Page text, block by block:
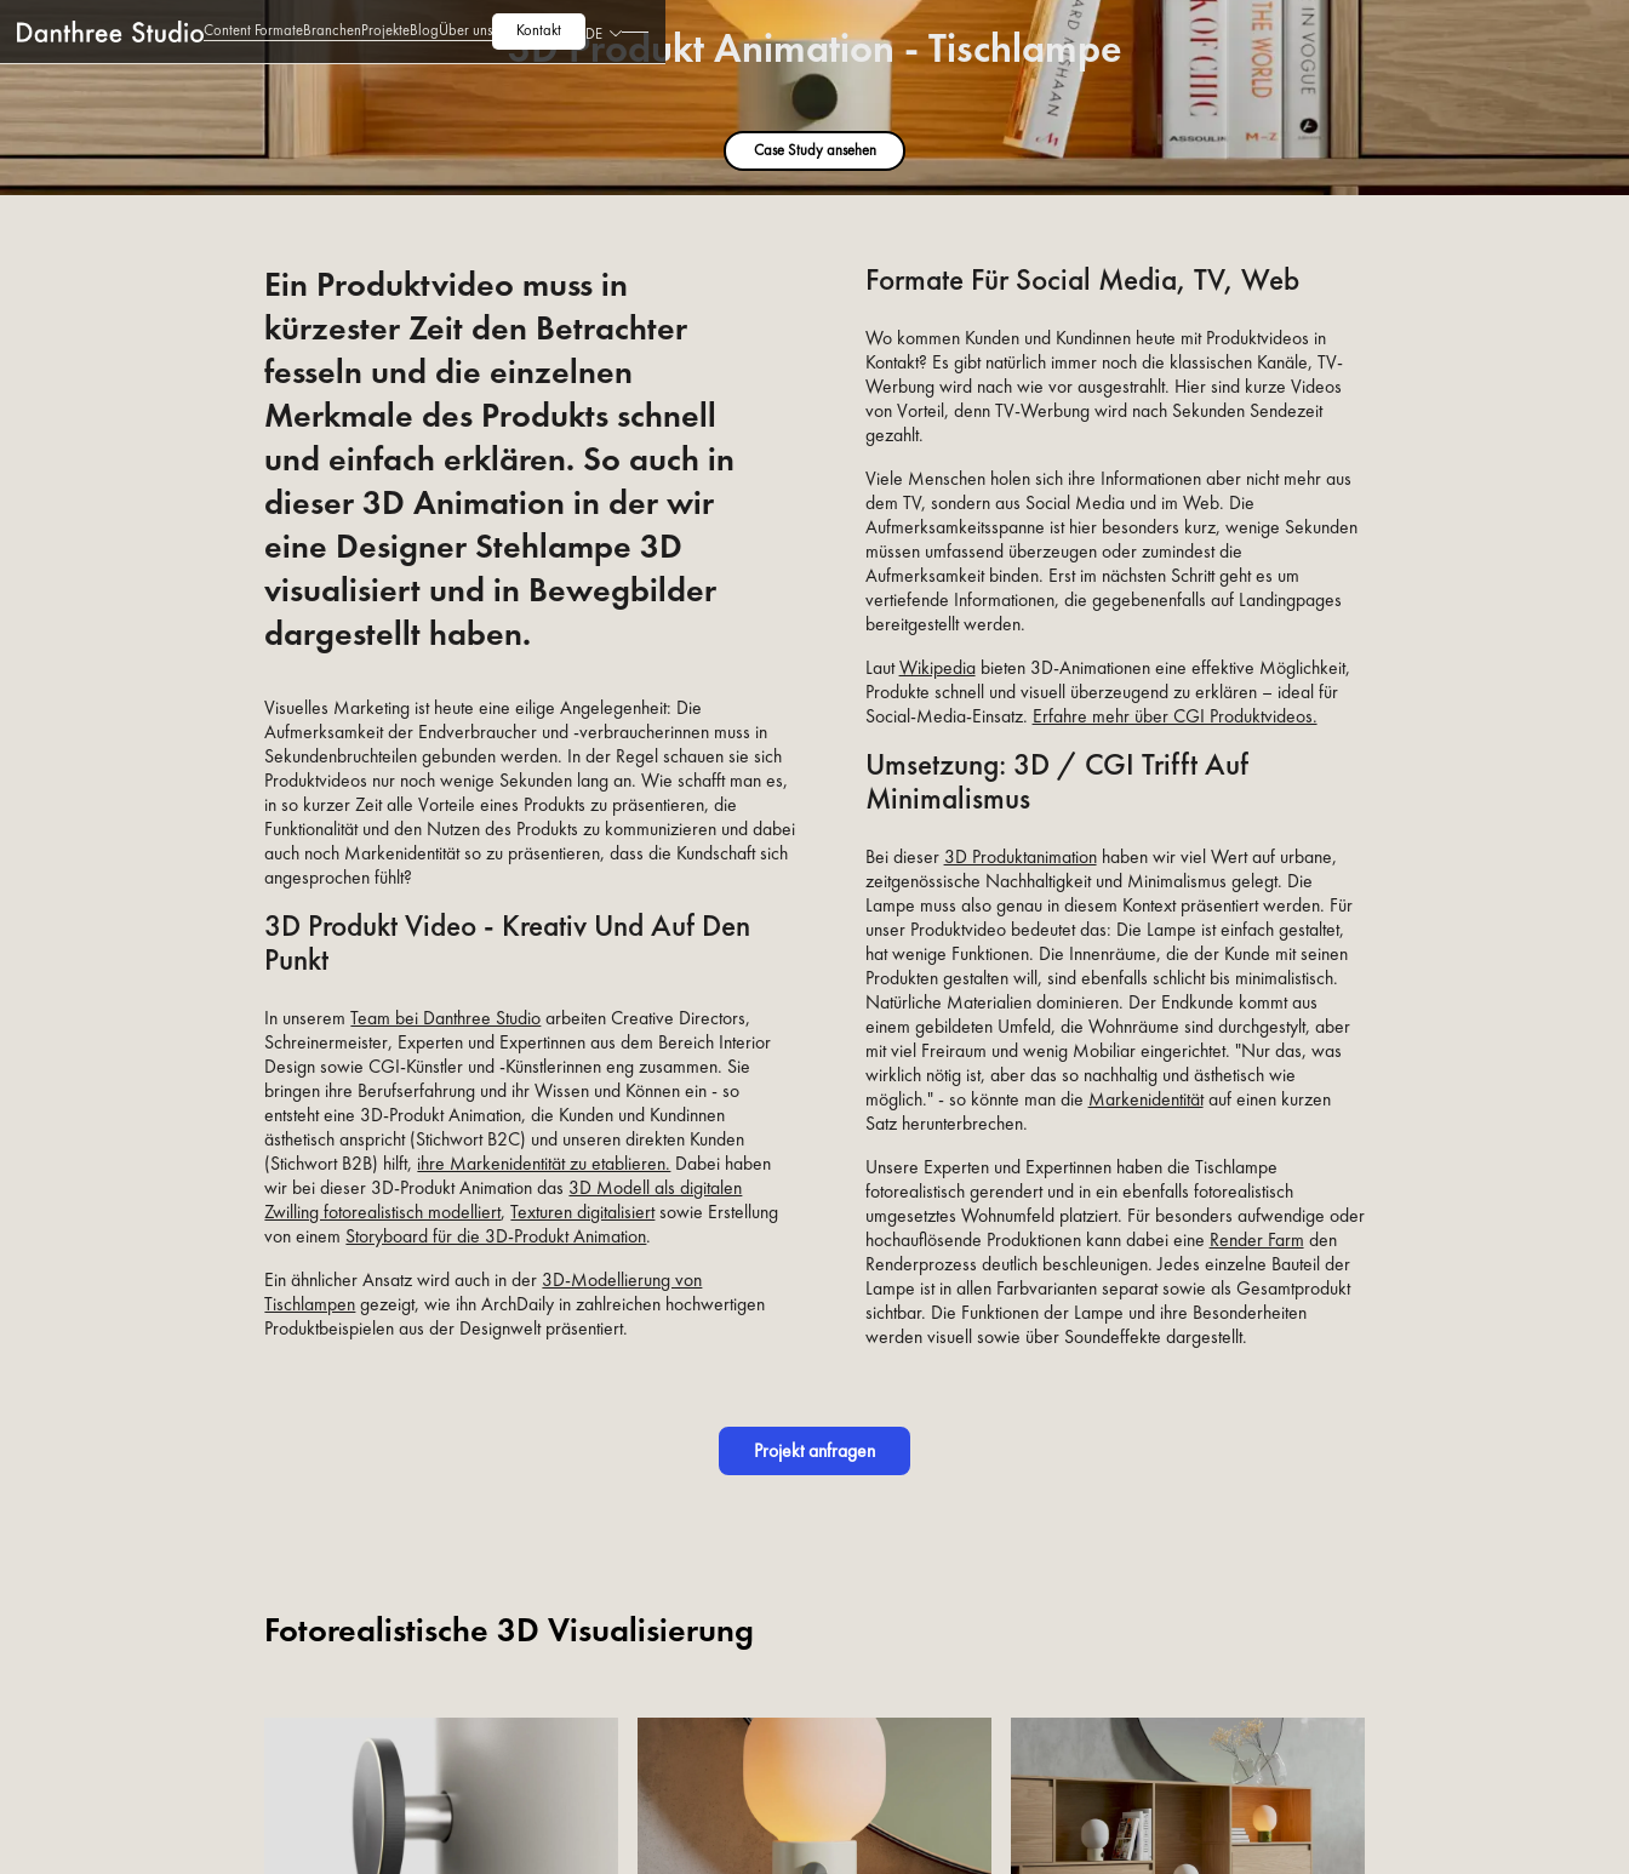
Content FormateBranchenProjekteBlogÜber uns Kontakt DE
3D Produkt Animation - Tischlampe
Case Study ansehen
Ein Produktvideo muss in
kürzester Zeit den Betrachter
fesseln und die einzelnen
Merkmale des Produkts schnell
und einfach erklären. So auch in
dieser 3D Animation in der wir
eine Designer Stehlampe 3D
visualisiert und in Bewegbilder
dargestellt haben.
Visuelles Marketing ist heute eine eilige Angelegenheit: Die
Aufmerksamkeit der Endverbraucher und -verbraucherinnen muss in
Sekundenbruchteilen gebunden werden. In der Regel schauen sie sich
Produktvideos nur noch wenige Sekunden lang an. Wie schafft man es,
in so kurzer Zeit alle Vorteile eines Produkts zu präsentieren, die
Funktionalität und den Nutzen des Produkts zu kommunizieren und dabei
auch noch Markenidentität so zu präsentieren, dass die Kundschaft sich
angesprochen fühlt?
3D Produkt Video - Kreativ Und Auf Den
Punkt
In unseremTeam bei Danthree Studio arbeiten Creative Directors,
Schreinermeister, Experten und Expertinnen aus dem Bereich Interior
Design sowie CGI-Künstler und -Künstlerinnen eng zusammen. Sie
bringen ihre Berufserfahrung und ihr Wissen und Können ein - so
entsteht eine 3D-Produkt Animation, die Kunden und Kundinnen
ästhetisch anspricht (Stichwort B2C) und unseren direkten Kunden
(Stichwort B2B) hilft, ihre Markenidentität zu etablieren. Dabei haben
wir bei dieser 3D-Produkt Animation das 3D Modell als digitalen
Zwilling fotorealistisch modelliert,Texturen digitalisiertsowie Erstellung
von einem Storyboard für die 3D-Produkt Animation.
Ein ähnlicher Ansatz wird auch in der 3D-Modellierung von
Tischlampen gezeigt, wie ihn ArchDaily in zahlreichen hochwertigen
Produktbeispielen aus der Designwelt präsentiert.
Formate Für Social Media, TV, Web
Wo kommen Kunden und Kundinnen heute mit Produktvideos in
Kontakt? Es gibt natürlich immer noch die klassischen Kanäle, TV-
Werbung wird nach wie vor ausgestrahlt. Hier sind kurze Videos
von Vorteil, denn TV-Werbung wird nach Sekunden Sendezeit
gezahlt.
Viele Menschen holen sich ihre Informationen aber nicht mehr aus
dem TV, sondern aus Social Media und im Web. Die
Aufmerksamkeitsspanne ist hier besonders kurz, wenige Sekunden
müssen umfassend überzeugen oder zumindest die
Aufmerksamkeit binden. Erst im nächsten Schritt geht es um
vertiefende Informationen, die gegebenenfalls auf Landingpages
bereitgestellt werden.
LautWikipediabieten 3D-Animationen eine effektive Möglichkeit,
Produkte schnell und visuell überzeugend zu erklären – ideal für
Social-Media-Einsatz. Erfahre mehr über CGI Produktvideos.
Umsetzung: 3D / CGI Trifft Auf
Minimalismus
Bei dieser 3D Produktanimationhaben wir viel Wert auf urbane,
zeitgenössische Nachhaltigkeit und Minimalismus gelegt. Die
Lampe muss also genau in diesem Kontext präsentiert werden. Für
unser Produktvideo bedeutet das: Die Lampe ist einfach gestaltet,
hat wenige Funktionen. Die Innenräume, die der Kunde mit seinen
Produkten gestalten will, sind ebenfalls schlicht bis minimalistisch.
Natürliche Materialien dominieren. Der Endkunde kommt aus
einem gebildeten Umfeld, die Wohnräume sind durchgestylt, aber
mit viel Freiraum und wenig Mobiliar eingerichtet. "Nur das, was
wirklich nötig ist, aber das so nachhaltig und ästhetisch wie
möglich." - so könnte man die Markenidentitätauf einen kurzen
Satz herunterbrechen.
Unsere Experten und Expertinnen haben die Tischlampe
fotorealistisch gerendert und in ein ebenfalls fotorealistisch
umgesetztes Wohnumfeld platziert. Für besonders aufwendige oder
hochauflösende Produktionen kann dabei eine Render Farm den
Renderprozess deutlich beschleunigen. Jedes einzelne Bauteil der
Lampe ist in allen Farbvarianten separat sowie als Gesamtprodukt
sichtbar. Die Funktionen der Lampe und ihre Besonderheiten
werden visuell sowie über Soundeffekte dargestellt.
Projekt anfragen
Fotorealistische 3D Visualisierung